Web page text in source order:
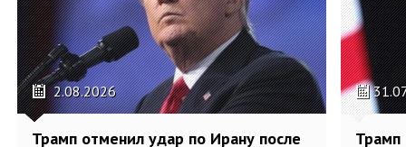
2.08.2026
Трамп отменил удар по Ирану после Трамп